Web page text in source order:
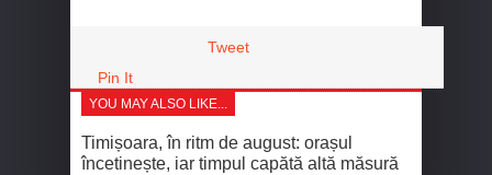
Tweet
Pin It
YOU MAY ALSO LIKE...
Timișoara, în ritm de august: orașul
încetinește, iar timpul capătă altă măsură